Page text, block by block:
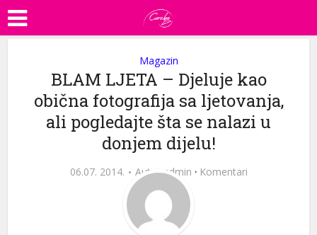
Magazin
BLAM LJETA – Djeluje kao
obična fotografija sa ljetovanja,
ali pogledajte šta se nalazi u
donjem dijelu!
06.07. 2014. Autoradmin · Komentari